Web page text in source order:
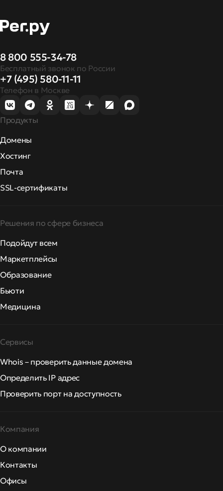
8 800 555-34-78
Бесплатный звонок по России
+7 (495) 580-11-11
Телефон в Москве
Продукты
Домены
Хостинг
Почта
SSL-сертификаты
Решения по сфере бизнеса
Подойдут всем
Маркетплейсы
Образование
Бьюти
Медицина
Сервисы
Whois – проверить данные домена
Определить IP адрес
Проверить порт на доступность
Компания
О компании
Контакты
Офисы